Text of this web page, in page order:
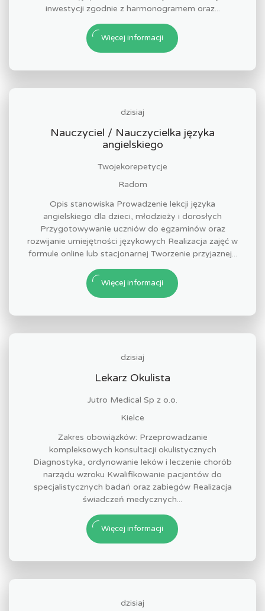
inwestycji zgodnie z harmonogramem oraz...
Więcej informacji
dzisiaj
Nauczyciel / Nauczycielka języka
angielskiego
Twojekorepetycje
Radom
Opis stanowiska Prowadzenie lekcji języka
angielskiego dla dzieci, młodzieży i dorosłych
Przygotowywanie uczniów do egzaminów oraz
rozwijanie umiejętności językowych Realizacja zajęć w
formule online lub stacjonarnej Tworzenie przyjaznej...
Więcej informacji
dzisiaj
Lekarz Okulista
Jutro Medical Sp z o.o.
Kielce
Zakres obowiązków: Przeprowadzanie
kompleksowych konsultacji okulistycznych
Diagnostyka, ordynowanie leków i leczenie chorób
narządu wzroku Kwalifikowanie pacjentów do
specjalistycznych badań oraz zabiegów Realizacja
świadczeń medycznych...
Więcej informacji
dzisiaj